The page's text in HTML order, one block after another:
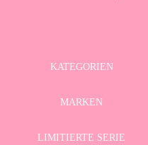
KATEGORIEN
MARKEN
LIMITIERTE SERIE